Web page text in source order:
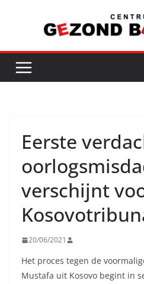
inhoud
Eerste
verschijnt
20/06/2021
Het proces tegen de
Mustafa uit Kosovo begint in